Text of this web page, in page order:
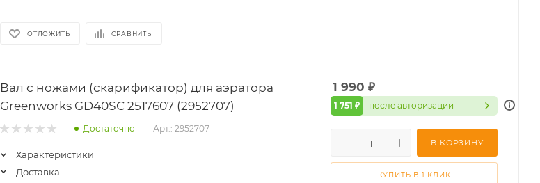
ОТЛОЖИТЬ СРАВНИТЬ
Вал с ножами (скарификатор) для аэратора
Greenworks GD40SC 2517607 (2952707)
Достаточно Арт.: 2952707
Характеристики
Доставка
1 990 ₽
1 751 ₽ после авторизации
В КОРЗИНУ
КУПИТЬ В 1 КЛИК